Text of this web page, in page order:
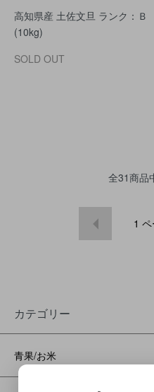
高知県産 土佐文旦 ランク：Ｂ
(10kg)
SOLD OUT
全31商品
1 ペ
カテゴリー
青果/お米